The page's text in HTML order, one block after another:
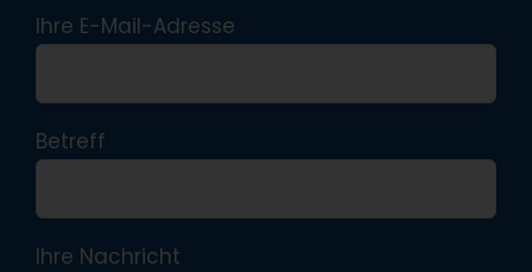
Ihre E-Mail-Adresse
Betreff
Ihre Nachricht